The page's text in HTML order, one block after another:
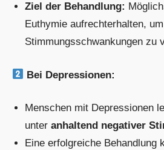
Ziel der Behandlung:
Euthymie aufrechterhalten,
Stimmungsschwankungen zu
Bei Depressionen:
Menschen mit Depressionen
unteranhaltend negativer
Eine erfolgreiche Behandlung